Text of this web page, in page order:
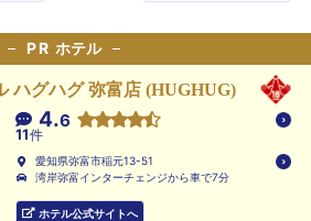
PR ホテル
ハグハグ 弥富店 (HUGHUG)
4.6
11件
愛知県弥富市稲元13-51
湾岸弥富インターチェンジから車で7分
ホテル公式サイトへ